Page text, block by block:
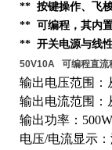
** 按键操作、飞
** 可编程，其内
** 开关电源与线
50V10A 可编程直流
输出电压范围：
输出电流范围：
输出功率：500W
电压/电流显示